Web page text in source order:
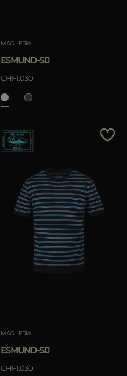
MAGLIERIA
ESMUND-SIJ
CHF1.030
MAGLIERIA
ESMUND-SIJ
CHF1.030